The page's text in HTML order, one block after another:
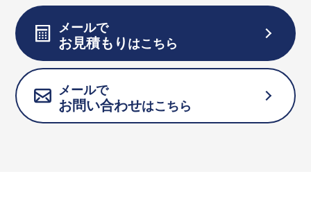
メールで
お見積もりはこちら
メールで
お問い合わせはこちら